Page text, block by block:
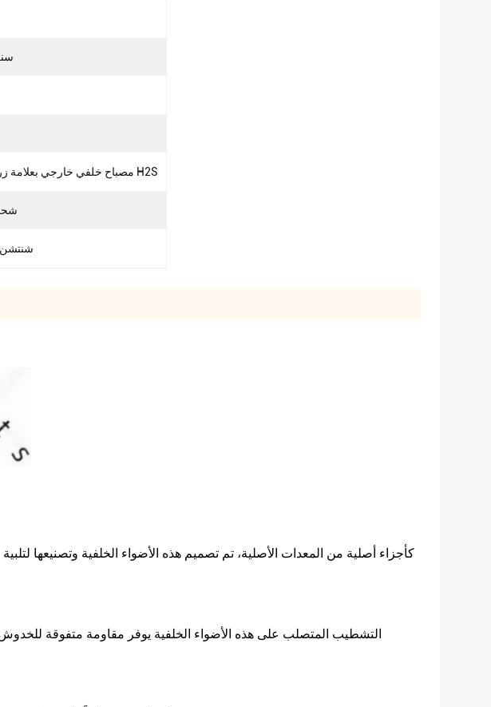
مصباح خلفي خارجي بعلامة زرقاء من H2S
كأجزاء أصلية من المعدات الأصلية، تم تصميم هذه الأضواء الخلفية وتصنيعها
التشطيب المتصلب على هذه الأضواء الخلفية يوفر مقاومة متفوقة